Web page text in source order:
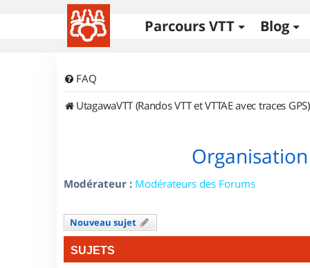
Parcours VTT Blog
FAQ
UtagawaVTT (Randos VTT et VTTAE avec traces GPS)
Modérateur : Modérateurs des Forums
Nouveau sujet
SUJETS